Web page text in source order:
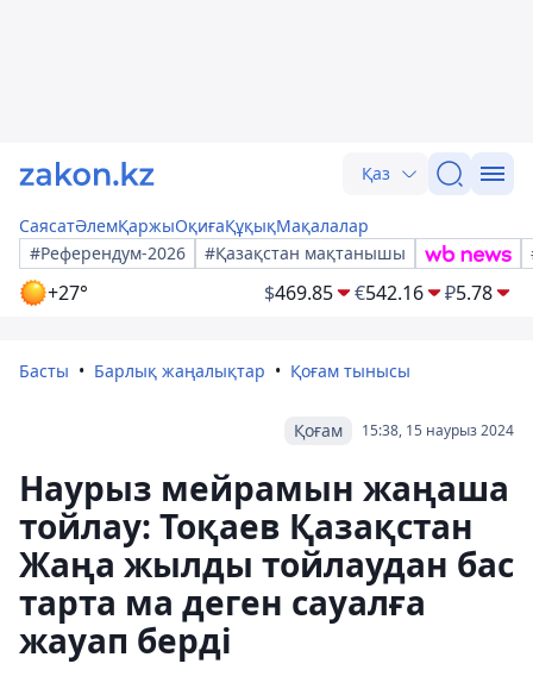
Қаз
СаясатӘлемҚаржыОқиғаҚұқықМақалалар
#Референдум-2026
#Қазақстан мақтанышы
+27° $469.85 €542.16 ₽5.78
Басты Барлық жаңалықтар Қоғам тынысы
15:38, 15 наурыз 2024
Қоғам
Наурыз мейрамын жаңаша
тойлау: Тоқаев Қазақстан
Жаңа жылды тойлаудан бас
тарта ма деген сауалға
жауап берді